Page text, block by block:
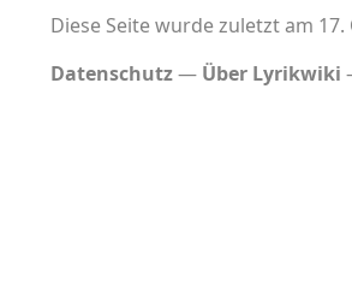
Diese Seite wurde zuletzt am
Datenschutz
Über Lyrikwiki